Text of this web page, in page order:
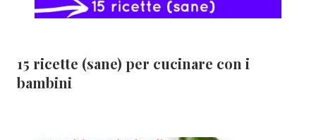
15 ricette (sane) per cucinare con i
bambini